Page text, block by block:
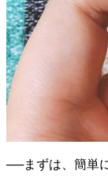
──まずは、簡単